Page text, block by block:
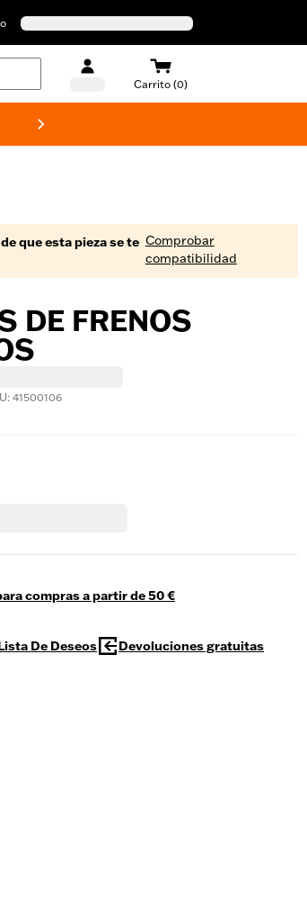
Carrito (0)
que esta pieza se te Comprobar
compatibilidad
DE FRENOS
41500106
compras a partir de 50 €
De Deseos Devoluciones gratuitas